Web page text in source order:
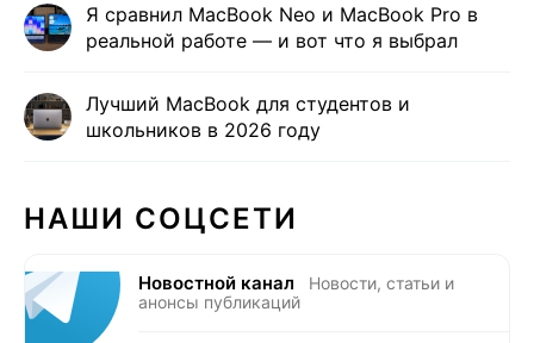
Я сравнил MacBook Neo и MacBook Pro в
реальной работе — и вот что я выбрал
Лучший MacBook для студентов и
школьников в 2026 году
НАШИ СОЦСЕТИ
Новостной канал
Новости, статьи и
анонсы публикаций